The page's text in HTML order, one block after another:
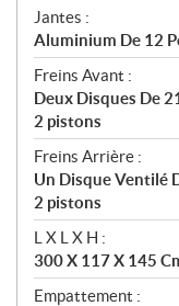
Jantes :
Aluminium De 12
Freins Avant :
Deux Disques De
2 pistons
Freins Arrière :
Un Disque Ventilé
2 pistons
L X L X H :
300 X 117 X 145
Empattement :